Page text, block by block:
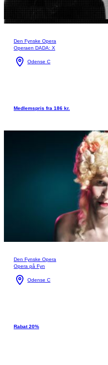
Den Fynske Opera
Operaen DADA: X
Odense C
Medlemspris fra 186 kr.
Den Fynske Opera
Opera på Fyn
Odense C
Rabat 20%